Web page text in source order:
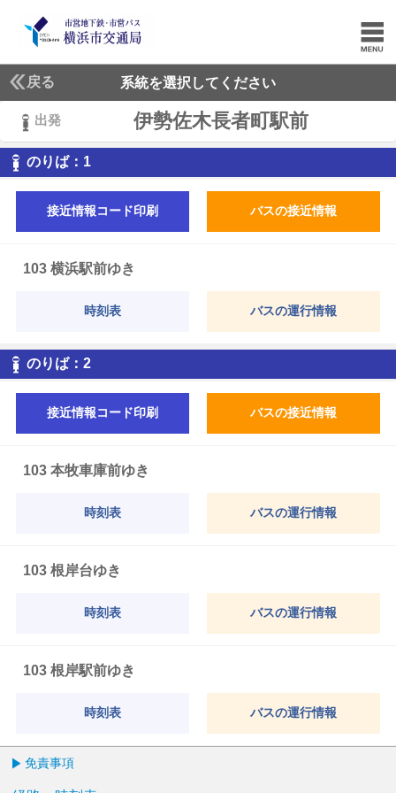
戻る 系統を選択してください
出発 伊勢佐木長者町駅前
のりば： 1
接近情報コード印刷 バスの接近情報
103 横浜駅前ゆき
時刻表 バスの運行情報
のりば： 2
接近情報コード印刷 バスの接近情報
103 本牧車庫前ゆき
時刻表 バスの運行情報
103 根岸台ゆき
時刻表 バスの運行情報
103 根岸駅前ゆき
時刻表 バスの運行情報
免責事項